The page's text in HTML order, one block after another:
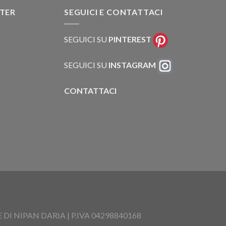
SEGUICI E CONTATTACI
SEGUICI SU PINTEREST
SEGUICI SU INSTAGRAM
CONTATTACI
NIPAN DARIA | P.IVA 04298840168